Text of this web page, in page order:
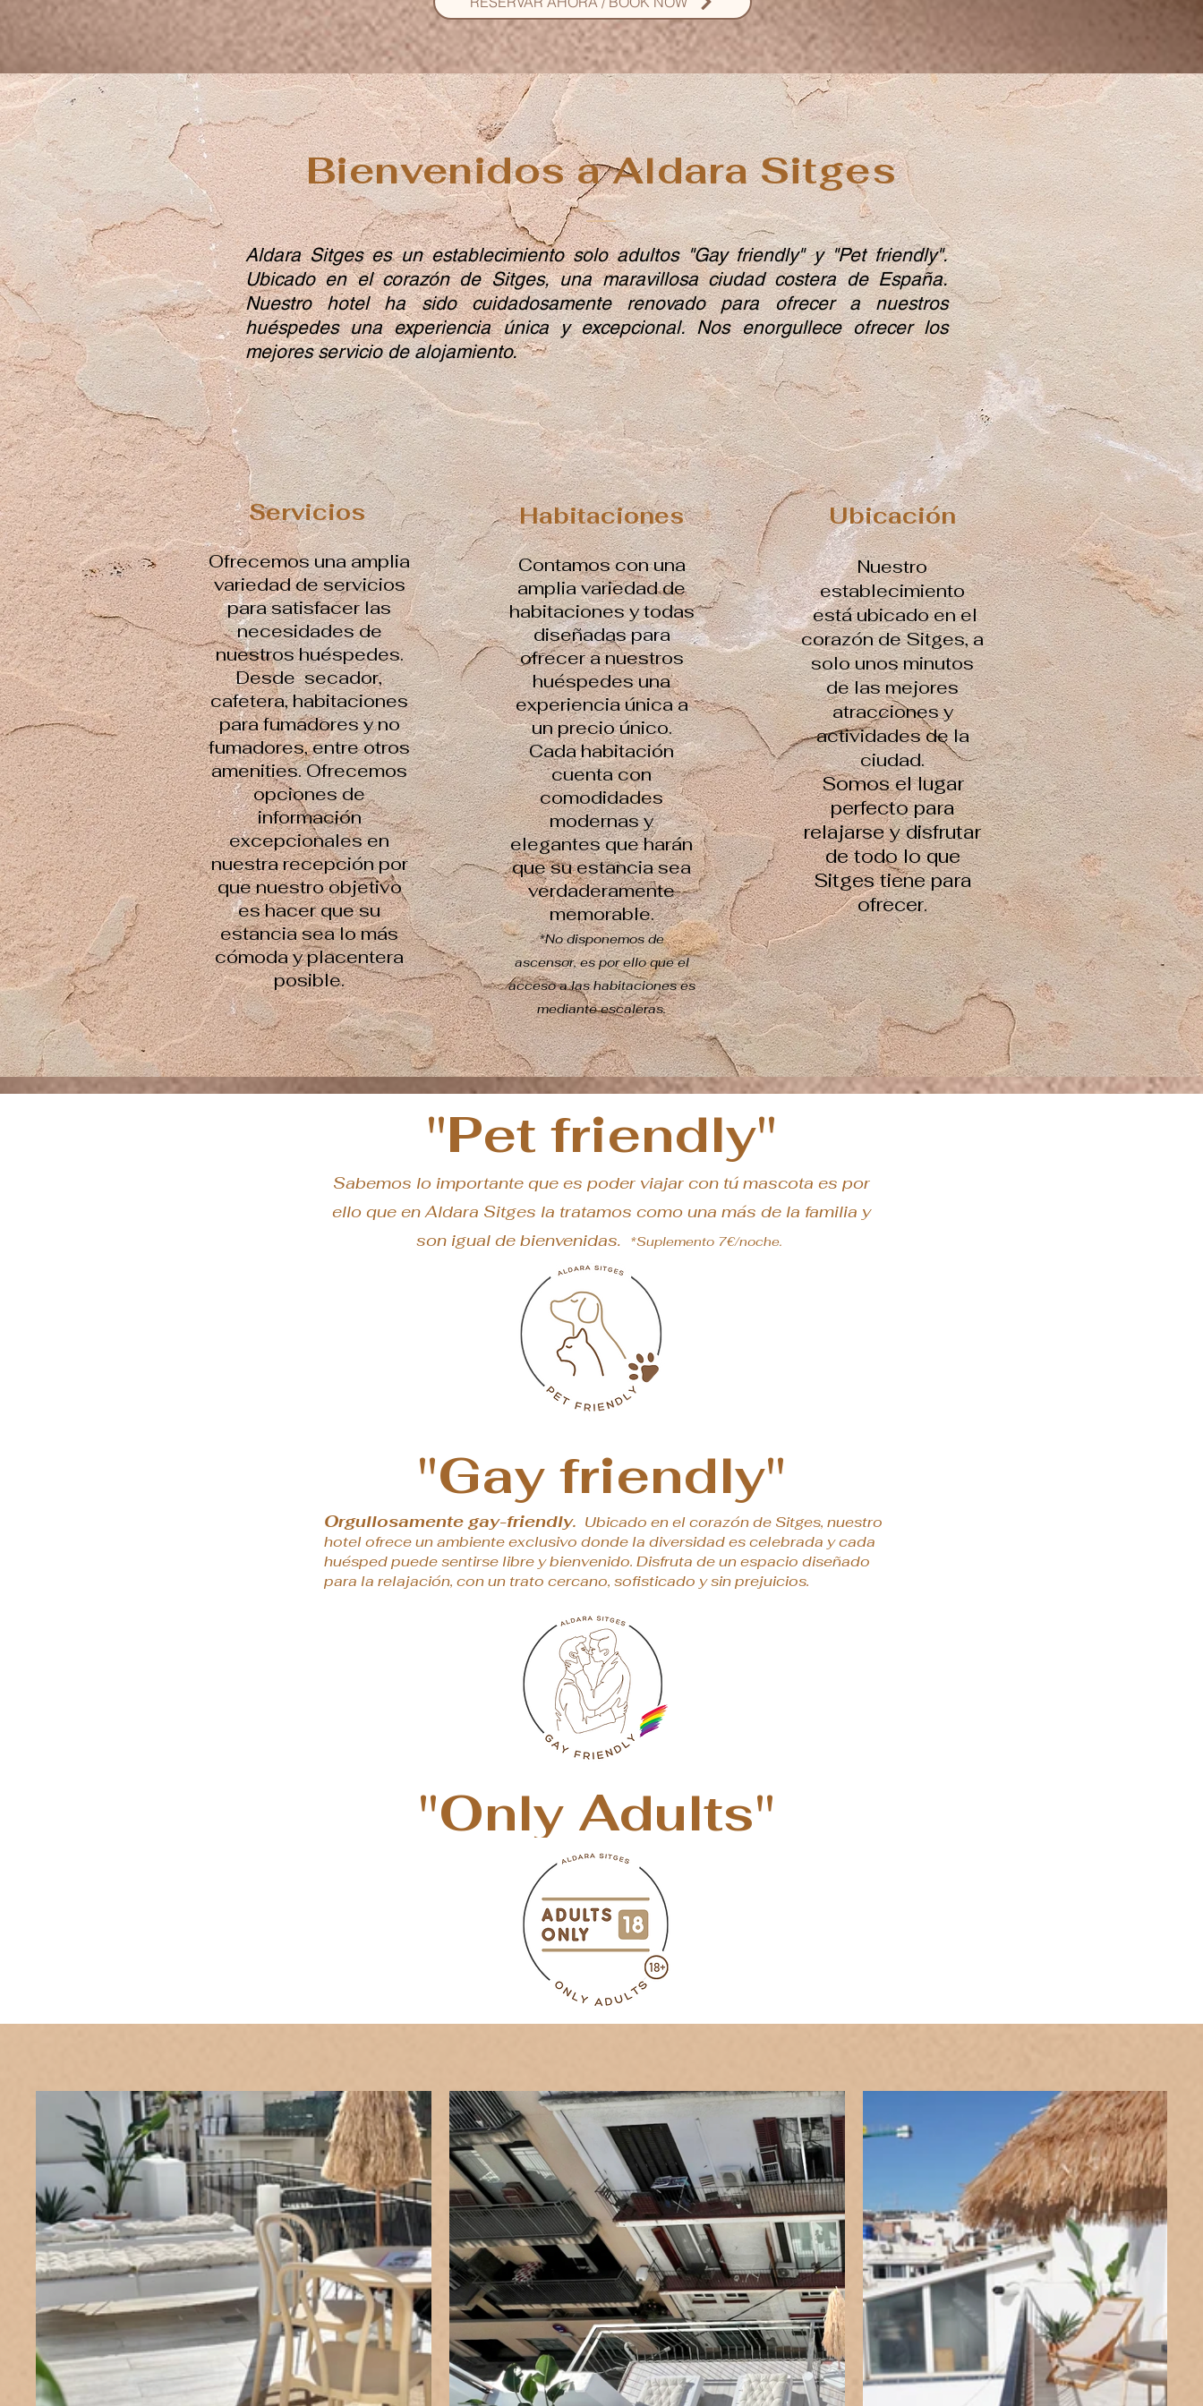
Bienvenidos a Aldara Sitges
Aldara Sitges es un establecimiento solo adultos "Gay friendly" y "Pet friendly".
Ubicado en el corazón de Sitges, una maravillosa ciudad costera de España.
Nuestro hotel ha sido cuidadosamente renovado para ofrecer a nuestros
huéspedes una experiencia única y excepcional. Nos enorgullece ofrecer los
mejores servicio de alojamiento.
Servicios
Ofrecemos una amplia
variedad de servicios
para satisfacer las
necesidades de
nuestros huéspedes.
Desde secador,
cafetera, habitaciones
para fumadores y no
fumadores, entre otros
amenities. Ofrecemos
opciones de
información
excepcionales en
nuestra recepción por
que nuestro objetivo
es hacer que su
estancia sea lo más
cómoda y placentera
posible.
Habitaciones
Contamos con una
amplia variedad de
habitaciones y todas
diseñadas para
ofrecer a nuestros
huéspedes una
experiencia única a
un precio único.
Cada habitación
cuenta con
comodidades
modernas y
elegantes que harán
que su estancia sea
verdaderamente
memorable.
*No disponemos de
ascensor, es por ello que el
acceso a las habitaciones es
mediante escaleras.
Ubicación
Nuestro
establecimiento
está ubicado en el
corazón de Sitges, a
solo unos minutos
de las mejores
atracciones y
actividades de la
ciudad.
Somos el lugar
perfecto para
relajarse y disfrutar
de todo lo que
Sitges tiene para
ofrecer.
"Pet friendly"
Sabemos lo importante que es poder viajar con tú mascota es por
ello que en Aldara Sitges la tratamos como una más de la familia y
son igual de bienvenidas.
*Suplemento 7€/noche.
"Gay friendly"
Orgullosamente gay-friendly. Ubicado en el corazón de Sitges, nuestro
hotel ofrece un ambiente exclusivo donde la diversidad es celebrada y cada
huésped puede sentirse libre y bienvenido. Disfruta de un espacio diseñado
para la relajación, con un trato cercano, sofisticado y sin prejuicios.
"Only Adults"